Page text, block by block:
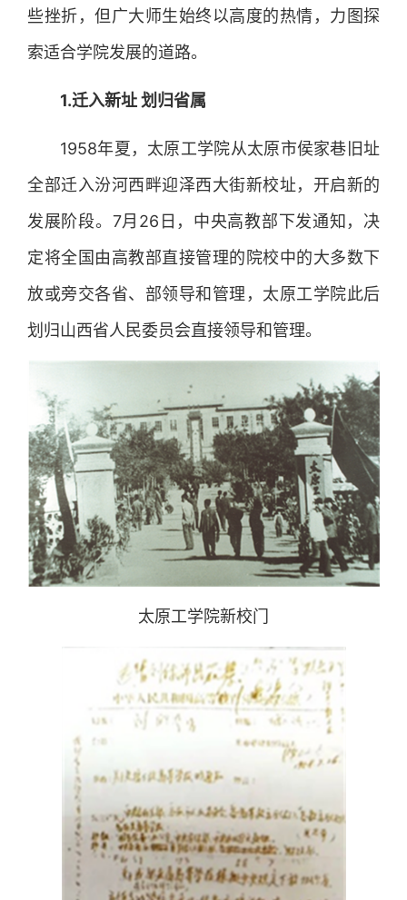
些挫折，但广大师生始终以高度的热情，力图探
索适合学院发展的道路。
1.迁入新址 划归省属
1958年夏，太原工学院从太原市侯家巷旧址
全部迁入汾河西畔迎泽西大街新校址，开启新的
发展阶段。7月26日，中央高教部下发通知，决
定将全国由高教部直接管理的院校中的大多数下
放或旁交各省、部领导和管理，太原工学院此后
划归山西省人民委员会直接领导和管理。
太原工学院新校门